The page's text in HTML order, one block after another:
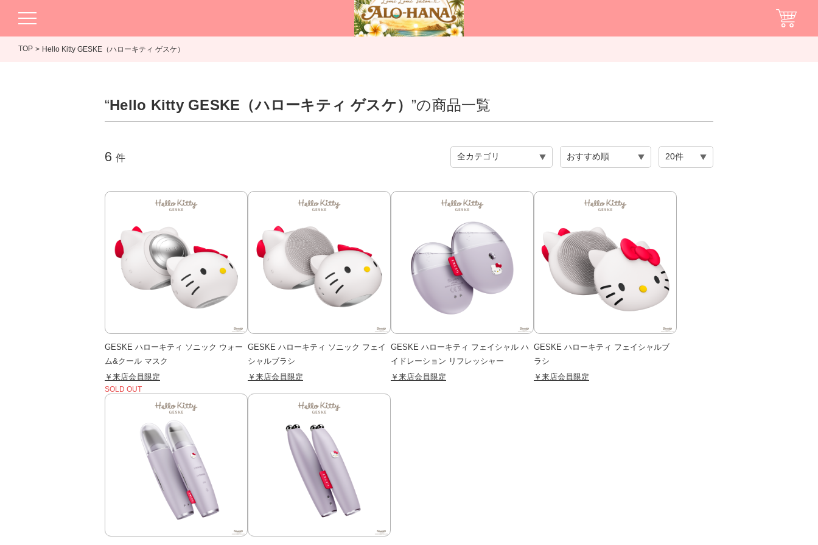
TOP Hello Kitty GESKE（ハローキティ ゲスケ）
“Hello Kitty GESKE（ハローキティ ゲスケ） ”の商品一覧
6 件
GESKE ハローキティ ソニック ウォー
ム&クール マスク
￥来店会員限定
SOLD OUT
GESKE ハローキティ ソニック フェイ
シャルブラシ
￥来店会員限定
GESKE ハローキティ フェイシャル ハ
イドレーション リフレッシャー
￥来店会員限定
GESKE ハローキティ フェイシャルブ
ラシ
￥来店会員限定